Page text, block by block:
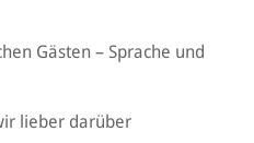
Gästen – Sprache und
lieber darüber